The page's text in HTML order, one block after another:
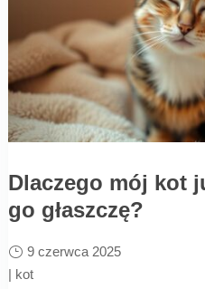
Dlaczego mój kot
go głaszczę?
9 czerwca 2025
| kot